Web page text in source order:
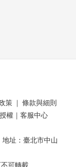
策 ｜ 條款與細則
權 ｜ 客服中心
址：臺北市中山
可轉載